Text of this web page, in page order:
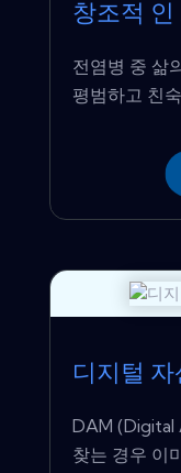
창조적
전염병 중 삶
평범하고 친
디지털
DAM (Digital
찾는 경우 이